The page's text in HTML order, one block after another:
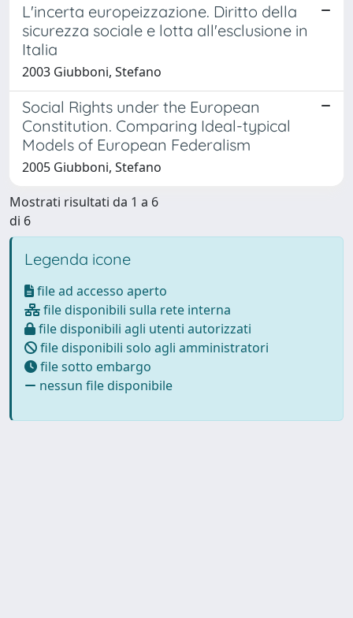
L'incerta europeizzazione. Diritto della
sicurezza sociale e lotta all'esclusione in
Italia
2003 Giubboni, Stefano
Social Rights under the European
Constitution. Comparing Ideal-typical
Models of European Federalism
2005 Giubboni, Stefano
Mostrati risultati da 1 a 6
di 6
Legenda icone
file ad accesso aperto
file disponibili sulla rete interna
file disponibili agli utenti autorizzati
file disponibili solo agli amministratori
file sotto embargo
nessun file disponibile